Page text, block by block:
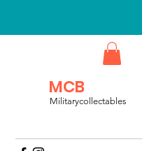
MCB
Militarycollectables